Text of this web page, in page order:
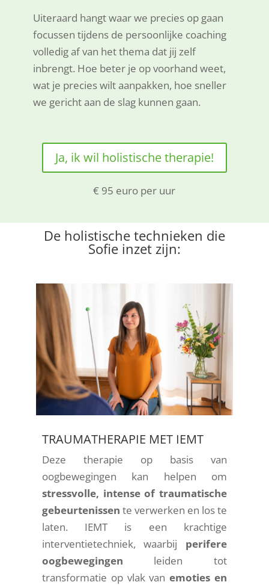
Uiteraard hangt waar we precies op gaan
focussen tijdens de persoonlijke coaching
volledig af van het thema dat jij zelf
inbrengt. Hoe beter je op voorhand weet,
wat je precies wilt aanpakken, hoe sneller
we gericht aan de slag kunnen gaan.
Ja, ik wil holistische therapie!
€ 95 euro per uur
De holistische technieken die
Sofie inzet zijn:
TRAUMATHERAPIE MET IEMT
Deze therapie op basis van
oogbewegingen kan helpen om
stressvolle, intense of traumatische
gebeurtenissen te verwerken en los te
laten. IEMT is een krachtige
interventietechniek, waarbij perifere
oogbewegingen leiden tot
transformatie op vlak vanemoties en